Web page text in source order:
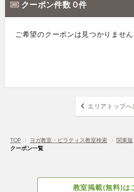
クーポン件数 0 件
ご希望のクーポンは見つかりません
エリアトップへ
TOP 〉 ヨガ教室・ピラティス教室検索 〉 関東版
クーポン一覧
教室掲載(無料)は